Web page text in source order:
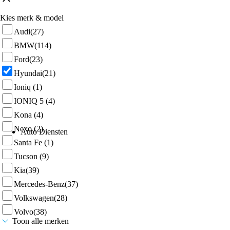
Auto Diensten
Kies merk & model
Audi(27)
BMW(114)
Ford(23)
Hyundai(21)
Ioniq (1)
IONIQ 5 (4)
Kona (4)
Nexo(2)
Santa Fe (1)
Tucson (9)
Kia(39)
Mercedes-Benz(37)
Volkswagen(28)
Volvo(38)
Toon alle merken